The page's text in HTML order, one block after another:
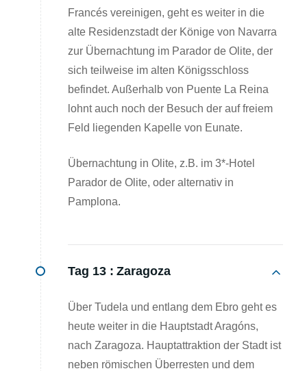
Francés vereinigen, geht es weiter in die
alte Residenzstadt der Könige von Navarra
zur Übernachtung im Parador de Olite, der
sich teilweise im alten Königsschloss
befindet. Außerhalb von Puente La Reina
lohnt auch noch der Besuch der auf freiem
Feld liegenden Kapelle von Eunate.
Übernachtung in Olite, z.B. im 3*-Hotel
Parador de Olite, oder alternativ in
Pamplona.
Tag 13 : Zaragoza
Über Tudela und entlang dem Ebro geht es
heute weiter in die Hauptstadt Aragóns,
nach Zaragoza. Hauptattraktion der Stadt ist
neben römischen Überresten und dem